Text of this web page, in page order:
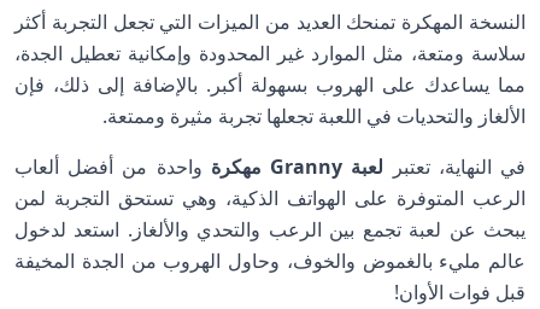
النسخة المهكرة تمنحك العديد من الميزات التي تجعل التجربة أكثر
سلاسة ومتعة، مثل الموارد غير المحدودة وإمكانية تعطيل الجدة،
مما يساعدك على الهروب بسهولة أكبر. بالإضافة إلى ذلك، فإن
الألغاز والتحديات في اللعبة تجعلها تجربة مثيرة وممتعة.
في النهاية، تعتبر لعبة Granny مهكرة
واحدة من أفضل ألعاب
الرعب المتوفرة على الهواتف الذكية، وهي تستحق التجربة لمن
يبحث عن لعبة تجمع بين الرعب والتحدي والألغاز. استعد لدخول
عالم مليء بالغموض والخوف، وحاول الهروب من الجدة المخيفة
قبل فوات الأوان!